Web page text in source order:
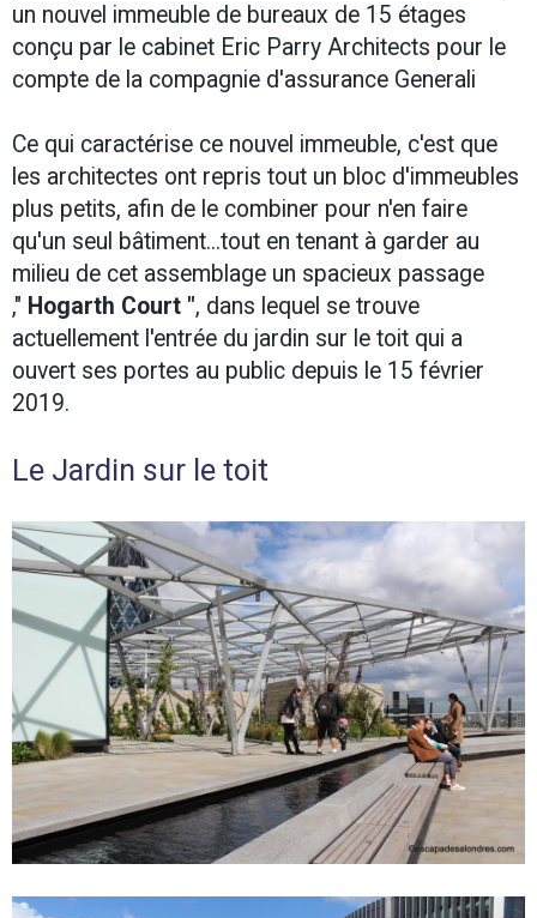
un nouvel immeuble de bureaux de 15 étages
conçu par le cabinet Eric Parry Architects pour le
compte de la compagnie d'assurance Generali
Ce qui caractérise ce nouvel immeuble, c'est que
les architectes ont repris tout un bloc d'immeubles
plus petits, afin de le combiner pour n'en faire
qu'un seul bâtiment...tout en tenant à garder au
milieu de cet assemblage un spacieux passage
," Hogarth Court ", dans lequel se trouve
actuellement l'entrée du jardin sur le toit qui a
ouvert ses portes au public depuis le 15 février
2019.
Le Jardin sur le toit